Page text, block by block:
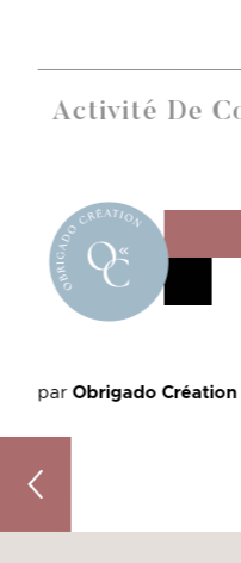
Activité De
parObrigado Création